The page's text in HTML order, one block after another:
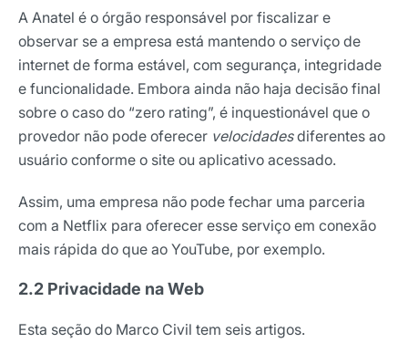
A Anatel é o órgão responsável por fiscalizar e
observar se a empresa está mantendo o serviço de
internet de forma estável, com segurança, integridade
e funcionalidade. Embora ainda não haja decisão final
sobre o caso do “zero rating”, é inquestionável que o
provedor não pode oferecer velocidadesdiferentes ao
usuário conforme o site ou aplicativo acessado.
Assim, uma empresa não pode fechar uma parceria
com a Netflix para oferecer esse serviço em conexão
mais rápida do que ao YouTube, por exemplo.
2.2 Privacidade na Web
Esta seção do Marco Civil tem seis artigos.